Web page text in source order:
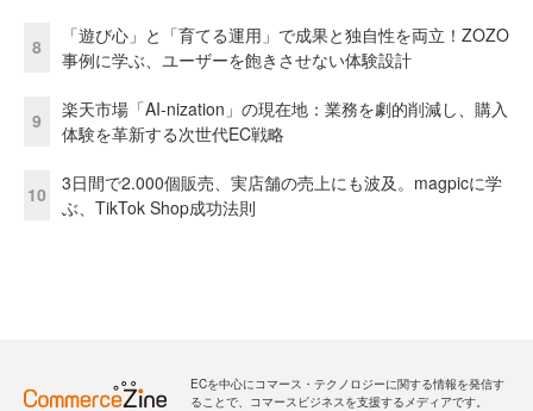
8
「遊び心」と「育てる運用」で成果と独自性を両立！ZOZO
事例に学ぶ、ユーザーを飽きさせない体験設計
9
楽天市場「AI-nization」の現在地：業務を劇的削減し、購入
体験を革新する次世代EC戦略
10
3日間で2.000個販売、実店舗の売上にも波及。magpicに学
ぶ、TikTok Shop成功法則
ECを中心にコマース・テクノロジーに関する情報を発信す
ることで、コマースビジネスを支援するメディアです。